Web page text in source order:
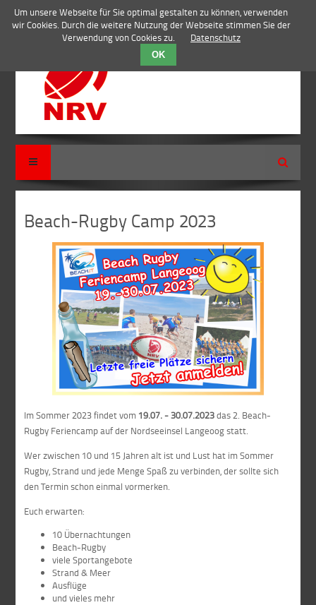
Suche
Beach-Rugby Camp 2023
Im Sommer 2023 findet vom 19.07. - 30.07.2023das 2. Beach-
Rugby Feriencamp auf der Nordseeinsel Langeoog statt.
Wer zwischen 10 und 15 Jahren alt ist und Lust hat im Sommer
Rugby, Strand und jede Menge Spaß zu verbinden, der sollte sich
den Termin schon einmal vormerken.
Euch erwarten:
10 Übernachtungen
Beach-Rugby
viele Sportangebote
Strand & Meer
Ausflüge
und vieles mehr
Um unsere Webseite für Sie optimal gestalten zu können, verwenden
wir Cookies. Durch die weitere Nutzung der Webseite stimmen Sie der
Verwendung von Cookies zu.
Datenschutz
OK